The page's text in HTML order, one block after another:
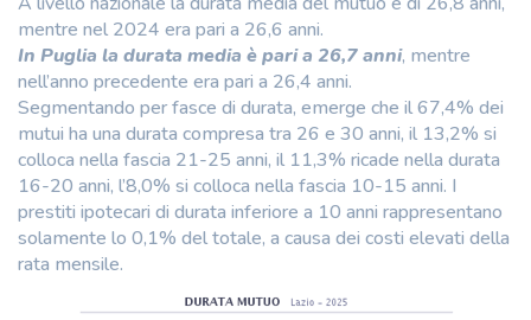
mentre nel 2024 era pari a 26,6 anni.
In Puglia la durata media è pari a 26,7 anni, mentre
nell’anno precedente era pari a 26,4 anni.
Segmentando per fasce di durata, emerge che il 67,4% dei
mutui ha una durata compresa tra 26 e 30 anni, il 13,2% si
colloca nella fascia 21-25 anni, il 11,3% ricade nella durata
16-20 anni, l’8,0% si colloca nella fascia 10-15 anni. I
prestiti ipotecari di durata inferiore a 10 anni rappresentano
solamente lo 0,1% del totale, a causa dei costi elevati della
rata mensile.